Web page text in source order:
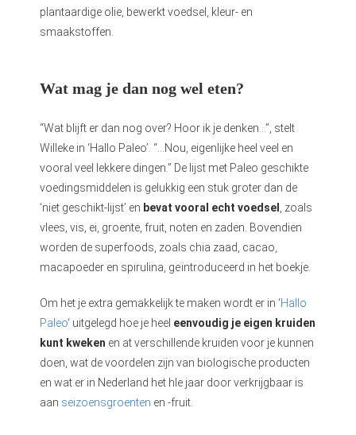
plantaardige olie, bewerkt voedsel, kleur- en
smaakstoffen.
Wat mag je dan nog wel eten?
“Wat blijft er dan nog over? Hoor ik je denken…”, stelt
Willeke in ‘Hallo Paleo’. “…Nou, eigenlijke heel veel en
vooral veel lekkere dingen.” De lijst met Paleo geschikte
voedingsmiddelen is gelukkig een stuk groter dan de
‘niet geschikt-lijst’ en bevat vooral echt voedsel , zoals
vlees, vis, ei, groente, fruit, noten en zaden. Bovendien
worden de superfoods, zoals chia zaad, cacao,
macapoeder en spirulina, geïntroduceerd in het boekje.
Om het je extra gemakkelijk te maken wordt er in ‘Hallo
Paleo‘ uitgelegd hoe je heel eenvoudig je eigen kruiden
kunt kweken en at verschillende kruiden voor je kunnen
doen, wat de voordelen zijn van biologische producten
en wat er in Nederland het hle jaar door verkrijgbaar is
aan seizoensgroenten en -fruit.